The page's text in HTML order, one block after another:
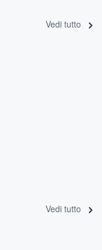
Vedi tutto
Vedi tutto